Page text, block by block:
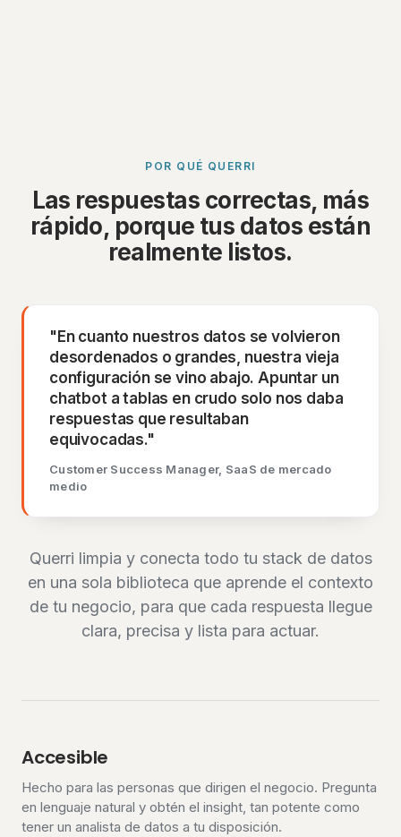
POR QUÉ QUERRI
Las respuestas correctas, más
rápido, porque tus datos están
realmente listos.
"En cuanto nuestros datos se volvieron
desordenados o grandes, nuestra vieja
configuración se vino abajo. Apuntar un
chatbot a tablas en crudo solo nos daba
respuestas que resultaban
equivocadas."
Customer Success Manager, SaaS de mercado
medio
Querri limpia y conecta todo tu stack de datos
en una sola biblioteca que aprende el contexto
de tu negocio, para que cada respuesta llegue
clara, precisa y lista para actuar.
Accesible
Hecho para las personas que dirigen el negocio. Pregunta
en lenguaje natural y obtén el insight, tan potente como
tener un analista de datos a tu disposición.